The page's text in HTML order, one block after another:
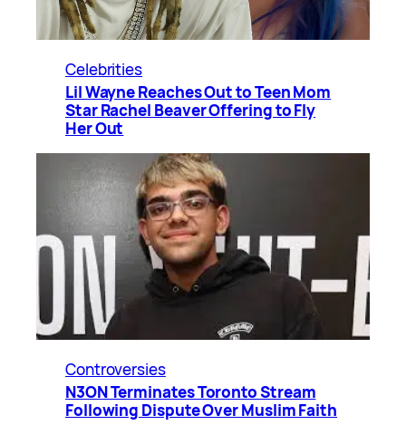
Celebrities
Lil Wayne Reaches Out to Teen Mom
Star Rachel Beaver Offering to Fly
Her Out
Controversies
N3ON Terminates Toronto Stream
Following Dispute Over Muslim Faith